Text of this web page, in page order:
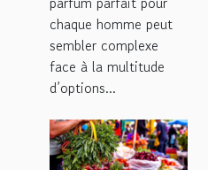
type d'homme
?
chaque homme peut
sembler complexe
face à la multitude
d’options...